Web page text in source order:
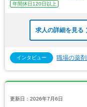
年間休日120日以上
求人の詳細を見る
インタビュー 職場の薬
更新日：2026年7月6日